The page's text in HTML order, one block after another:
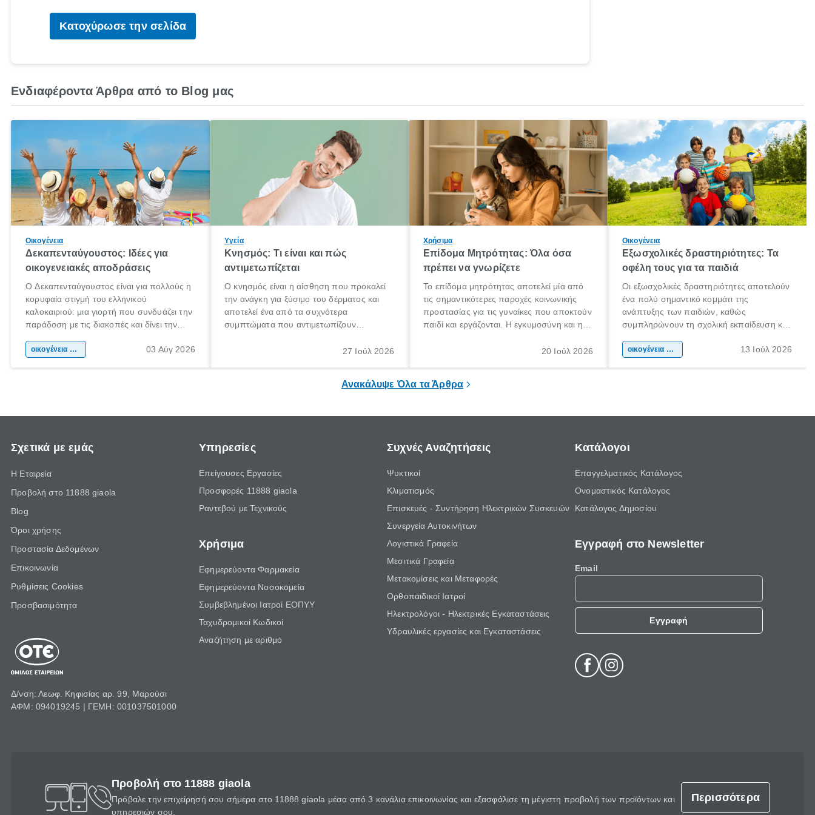
Κατοχύρωσε την σελίδα
Ενδιαφέροντα Άρθρα από το Blog μας
Οικογένεια
Δεκαπενταύγουστος: Ιδέες για
οικογενειακές αποδράσεις
Ο Δεκαπενταύγουστος είναι για πολλούς η
κορυφαία στιγμή του ελληνικού
καλοκαιριού: μια γιορτή που συνδυάζει την
παράδοση με τις διακοπές και δίνει την
χώρας. Είτε πρόκειται για λίγες μέρες
οικογένεια & παιδί 03 Αύγ 2026
Υγεία
Κνησμός: Τι είναι και πώς
αντιμετωπίζεται
Ο κνησμός είναι η αίσθηση που προκαλεί
την ανάγκη για ξύσιμο του δέρματος και
αποτελεί ένα από τα συχνότερα
συμπτώματα που αντιμετωπίζουν
πληροφορίες για το «κνησμός τι είναι»,
27 Ιούλ 2026
Χρήσιμα
Επίδομα Μητρότητας: Όλα όσα
πρέπει να γνωρίζετε
Το επίδομα μητρότητας αποτελεί μία από
τις σημαντικότερες παροχές κοινωνικής
προστασίας για τις γυναίκες που αποκτούν
παιδί και εργάζονται. Η εγκυμοσύνη και η
σημαντική περίοδος στη ζωή κάθε20 Ιούλ 2026
Οικογένεια
Εξωσχολικές δραστηριότητες: Τα
οφέλη τους για τα παιδιά
Οι εξωσχολικές δραστηριότητες αποτελούν
ένα πολύ σημαντικό κομμάτι της
ανάπτυξης των παιδιών, καθώς
συμπληρώνουν τη σχολική εκπαίδευση και
της προσωπικότητας, της κοινωνικότητας
οικογένεια & παιδί 13 Ιούλ 2026
Ανακάλυψε Όλα τα Άρθρα
Σχετικά με εμάς
Η Εταιρεία
Προβολή στο 11888 giaola
Blog
Όροι χρήσης
Προστασία Δεδομένων
Επικοινωνία
Ρυθμίσεις Cookies
Προσβασιμότητα
Δ/νση: Λεωφ. Κηφισίας αρ. 99, Μαρούσι
ΑΦΜ: 094019245 | ΓΕΜΗ: 001037501000
Υπηρεσίες
Επείγουσες Εργασίες
Προσφορές 11888 giaola
Ραντεβού με Τεχνικούς
Χρήσιμα
Εφημερεύοντα Φαρμακεία
Εφημερεύοντα Νοσοκομεία
Συμβεβλημένοι Ιατροί ΕΟΠΥΥ
Ταχυδρομικοί Κωδικοί
Αναζήτηση με αριθμό
Συχνές Αναζητήσεις
Ψυκτικοί
Κλιματισμός
Επισκευές - Συντήρηση Ηλεκτρικών Συσκευών
Συνεργεία Αυτοκινήτων
Λογιστικά Γραφεία
Μεσιτικά Γραφεία
Μετακομίσεις και Μεταφορές
Ορθοπαιδικοί Ιατροί
Ηλεκτρολόγοι - Ηλεκτρικές Εγκαταστάσεις
Υδραυλικές εργασίες και Εγκαταστάσεις
Κατάλογοι
Επαγγελματικός Κατάλογος
Ονομαστικός Κατάλογος
Κατάλογος Δημοσίου
Εγγραφή στο Newsletter
Email
Εγγραφή
Προβολή στο 11888 giaola
Πρόβαλε την επιχείρησή σου σήμερα στο 11888 giaola μέσα από 3 κανάλια επικοινωνίας και εξασφάλισε τη μέγιστη προβολή των προϊόντων και
υπηρεσιών σου.
Περισσότερα